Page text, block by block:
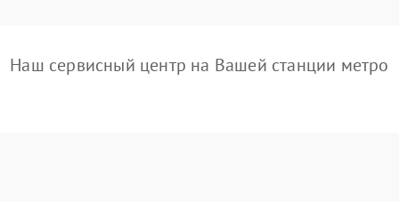
Наш сервисный центр на Вашей станции метро